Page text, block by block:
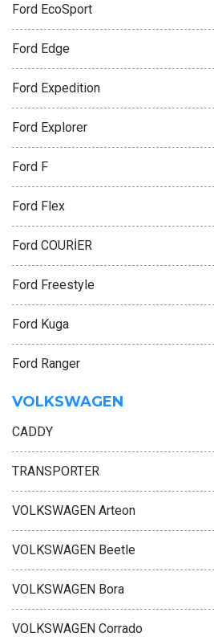
Ford EcoSport
Ford Edge
Ford Expedition
Ford Explorer
Ford F
Ford Flex
Ford COURİER
Ford Freestyle
Ford Kuga
Ford Ranger
VOLKSWAGEN
CADDY
TRANSPORTER
VOLKSWAGEN Arteon
VOLKSWAGEN Beetle
VOLKSWAGEN Bora
VOLKSWAGEN Corrado